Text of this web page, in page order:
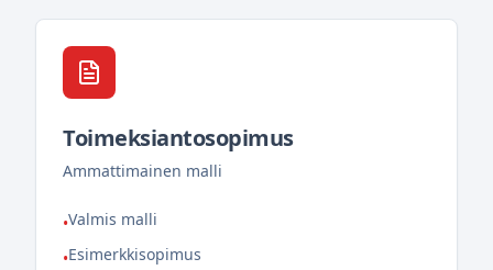
Toimeksiantosopimus
Ammattimainen malli
•Valmis malli
•Esimerkkisopimus